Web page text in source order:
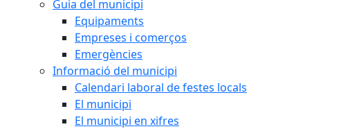
Guia del municipi
Equipaments
Empreses i comerços
Emergències
Informació del municipi
Calendari laboral de festes locals
El municipi
El municipi en xifres